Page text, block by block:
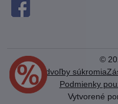
©
Predvoľby súkromia
Podmienky
Vytvorené